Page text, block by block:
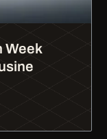
Week